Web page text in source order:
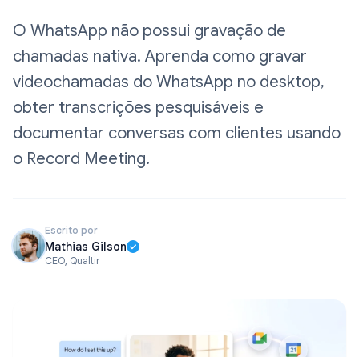
O WhatsApp não possui gravação de
chamadas nativa. Aprenda como gravar
videochamadas do WhatsApp no desktop,
obter transcrições pesquisáveis e
documentar conversas com clientes usando
o Record Meeting.
Escrito por
Mathias Gilson
CEO, Qualtir